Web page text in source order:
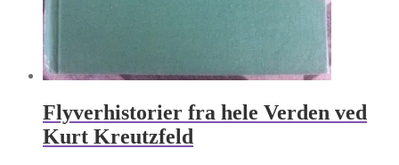
Flyverhistorier fra hele Verden ved
Kurt Kreutzfeld